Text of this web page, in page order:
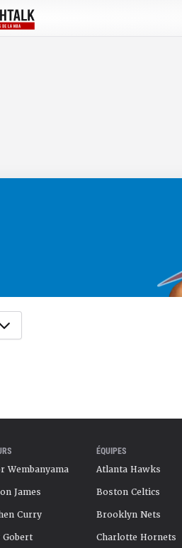
Wembanyama
James
Curry
Gobert
ÉQUIPES
Atlanta Hawks
Boston Celtics
Brooklyn Nets
Charlotte Hornets